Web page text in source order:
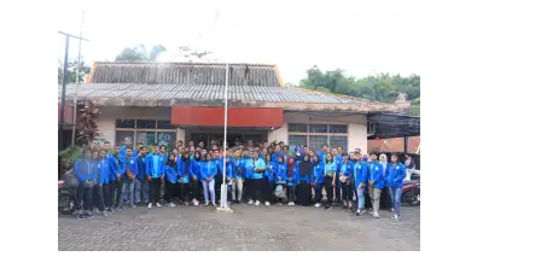
RSA
UGM
Dukung
Wujudkan
Sleman
Sehat